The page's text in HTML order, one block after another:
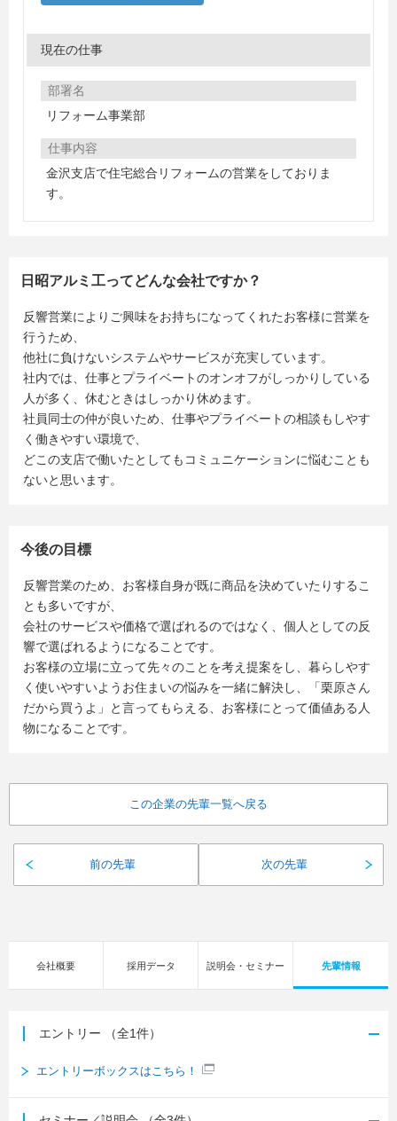
現在の仕事
部署名
リフォーム事業部
仕事内容
金沢支店で住宅総合リフォームの営業をしておりま
す。
日昭アルミ工ってどんな会社ですか？
反響営業によりご興味をお持ちになってくれたお客様に営業を
行うため、
他社に負けないシステムやサービスが充実しています。
社内では、仕事とプライベートのオンオフがしっかりしている
人が多く、休むときはしっかり休めます。
社員同士の仲が良いため、仕事やプライベートの相談もしやす
く働きやすい環境で、
どこの支店で働いたとしてもコミュニケーションに悩むことも
ないと思います。
今後の目標
反響営業のため、お客様自身が既に商品を決めていたりするこ
とも多いですが、
会社のサービスや価格で選ばれるのではなく、個人としての反
響で選ばれるようになることです。
お客様の立場に立って先々のことを考え提案をし、暮らしやす
く使いやすいようお住まいの悩みを一緒に解決し、「栗原さん
だから買うよ」と言ってもらえる、お客様にとって価値ある人
物になることです。
前の先輩
この企業の先輩一覧へ戻る
次の先輩
会社概要 採用データ 説明会・セミナー 先輩情報
エントリー （全1件）
エントリーボックスはこちら！